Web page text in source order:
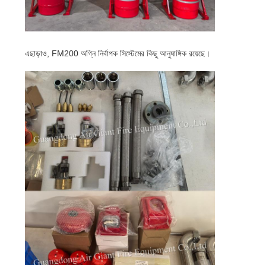
ম্যাপ
PRIVACY
POLICY
এছাড়াও, FM200 অগ্নি নির্বাপক সিস্টেমের কিছু আনুষাঙ্গিক রয়েছে।